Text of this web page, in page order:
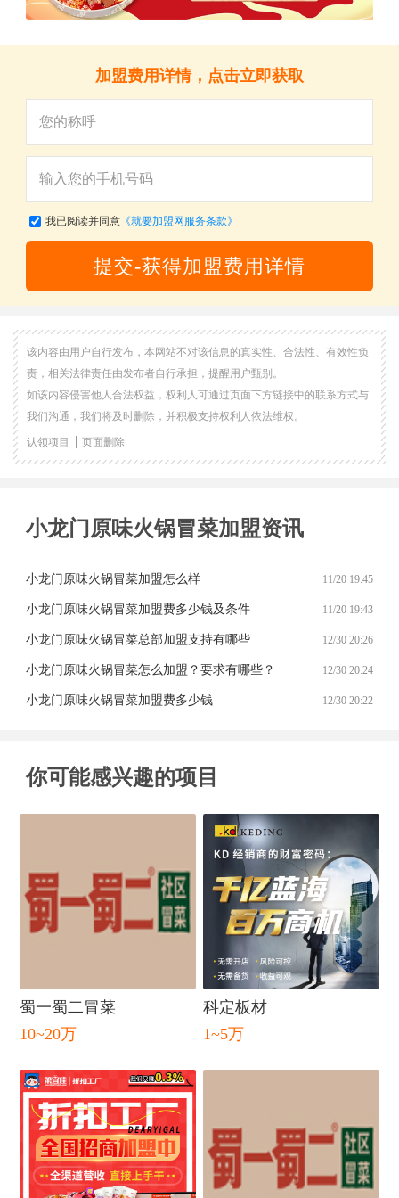
加盟费用详情，点击立即获取
我已阅读并同意《就要加盟网服务条款》
提交-获得加盟费用详情
该内容由用户自行发布，本网站不对该信息的真实性、合法性、有效性负
责，相关法律责任由发布者自行承担，提醒用户甄别。
如该内容侵害他人合法权益，权利人可通过页面下方链接中的联系方式与
我们沟通，我们将及时删除，并积极支持权利人依法维权。
认领项目 页面删除
小龙门原味火锅冒菜加盟资讯
11/20 19:45
小龙门原味火锅冒菜加盟怎么样
11/20 19:43
小龙门原味火锅冒菜加盟费多少钱及条件
12/30 20:26
小龙门原味火锅冒菜总部加盟支持有哪些
12/30 20:24
小龙门原味火锅冒菜怎么加盟？要求有哪些？
12/30 20:22
小龙门原味火锅冒菜加盟费多少钱
你可能感兴趣的项目
蜀一蜀二冒菜
10~20万
科定板材
1~5万